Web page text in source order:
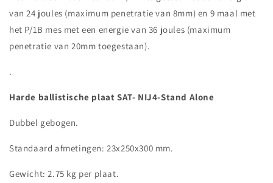
van 24 joules (maximum penetratie van 8mm) en 9 maal met
het P/1B mes met een energie van 36 joules (maximum
penetratie van 20mm toegestaan).
.
Harde ballistische plaat SAT- NIJ4-Stand Alone
Dubbel gebogen.
Standaard afmetingen: 23x250x300 mm.
Gewicht: 2.75 kg per plaat.